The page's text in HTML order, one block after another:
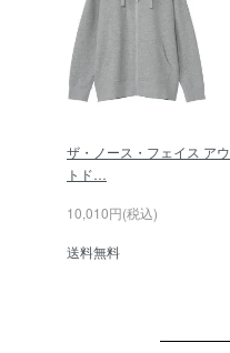
ザ・ノース・フェイス アウ
トド…
10,010円(税込)
送料無料